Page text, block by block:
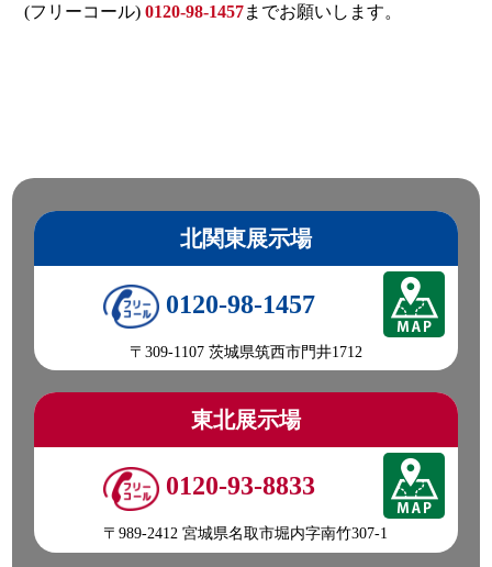
(フリーコール) 0120-98-1457までお願いします。
北関東展示場
0120-98-1457
〒309-1107 茨城県筑西市門井1712
東北展示場
0120-93-8833
〒989-2412 宮城県名取市堀内字南竹307-1